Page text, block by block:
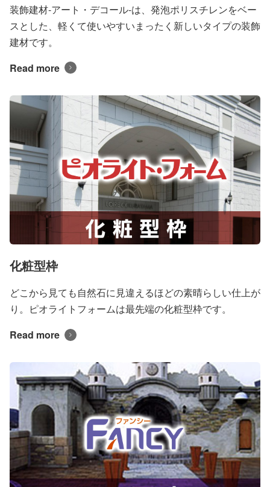
装飾建材-アート・デコール-は、発泡ポリスチレンをベー
スとした、軽くて使いやすいまったく新しいタイプの装飾
建材です。
Read more
化粧型枠
どこから見ても自然石に見違えるほどの素晴らしい仕上が
り。ピオライトフォームは最先端の化粧型枠です。
Read more